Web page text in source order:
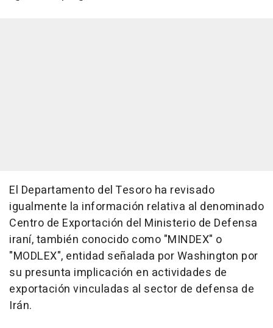
El Departamento del Tesoro ha revisado
igualmente la información relativa al denominado
Centro de Exportación del Ministerio de Defensa
iraní, también conocido como "MINDEX" o
"MODLEX", entidad señalada por Washington por
su presunta implicación en actividades de
exportación vinculadas al sector de defensa de
Irán.